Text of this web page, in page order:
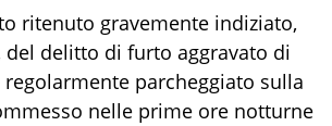
ritenuto gravemente indiziato,
delitto di furto aggravato di
parcheggiato sulla
nelle prime ore notturne